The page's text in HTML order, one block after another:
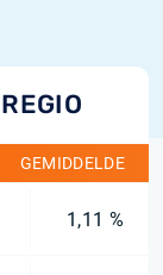
GEMIDDELDE
1,11 %